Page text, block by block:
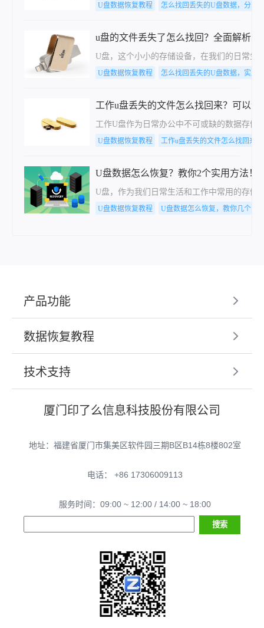
U盘数据恢复教程 怎么找回丢失的U盘数据，分享
u盘的文件丢失了怎么找回？全面解析与
U盘，这个小小的存储设备，在我们的日常生
U盘数据恢复教程 怎么找回丢失的U盘数据，实用
工作u盘丢失的文件怎么找回来？可以试
工作U盘作为日常办公中不可或缺的数据存储
U盘数据恢复教程 工作u盘丢失的文件怎么找回来
U盘数据怎么恢复？教你2个实用方法！
U盘，作为我们日常生活和工作中常用的存储
U盘数据恢复教程 U盘数据怎么恢复，教你几个方
产品功能
数据恢复教程
技术支持
厦门印了么信息科技股份有限公司
地址：福建省厦门市集美区软件园三期B区B14栋8楼802室
电话： +86 17306009113
服务时间：09:00 ~ 12:00 / 14:00 ~ 18:00